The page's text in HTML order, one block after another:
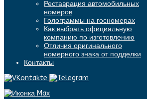
Реставрация автомобильных
номеров
Голограммы на госномерах
Как выбрать официальную
компанию по изготовлению
Отличия оригинального
номерного знака от подделки
Контакты